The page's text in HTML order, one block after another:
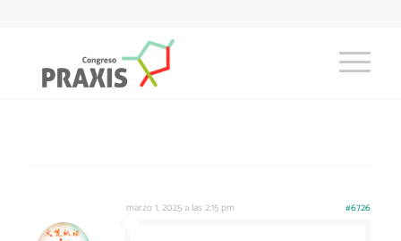
marzo 1, 2025 a las 2:15 pm #6726